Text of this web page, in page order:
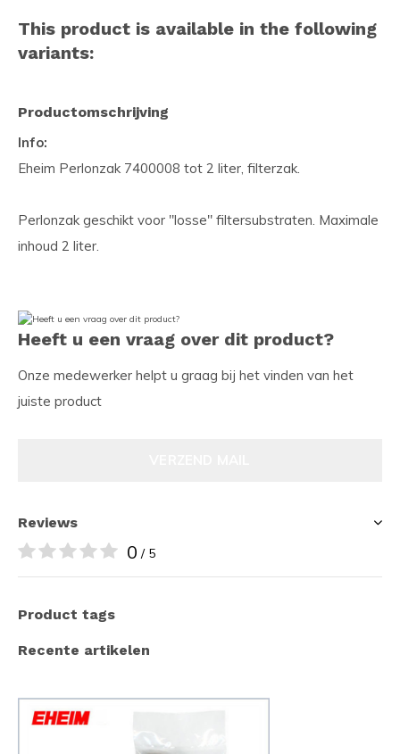
This product is available in the following
variants:
Productomschrijving
Info:
Eheim Perlonzak 7400008 tot 2 liter, filterzak.
Perlonzak geschikt voor "losse" filtersubstraten. Maximale
inhoud 2 liter.
Heeft u een vraag over dit product?
Onze medewerker helpt u graag bij het vinden van het
juiste product
Reviews
0 / 5
Product tags
Recente artikelen